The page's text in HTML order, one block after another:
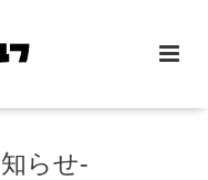
らせ-